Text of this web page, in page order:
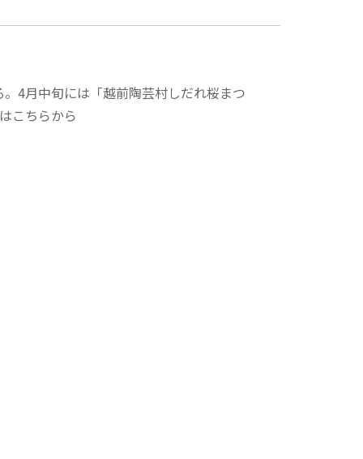
4月中旬には「越前陶芸村しだれ桜まつ
こちらから